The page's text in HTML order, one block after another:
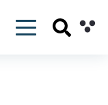
Toggle